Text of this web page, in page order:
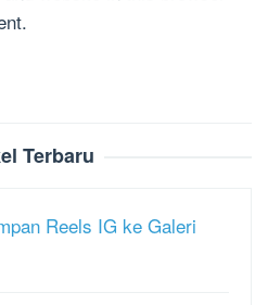
Terbaru
Reels IG ke Galeri